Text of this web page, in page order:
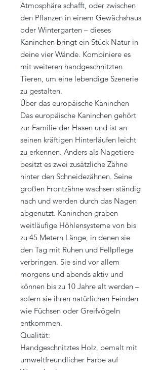
Atmosphäre schafft, oder zwischen
den Pflanzen in einem Gewächshaus
oder Wintergarten – dieses
Kaninchen bringt ein Stück Natur in
deine vier Wände. Kombiniere es
mit weiteren handgeschnitzten
Tieren, um eine lebendige Szenerie
zu gestalten.
Über das europäische Kaninchen
Das europäische Kaninchen gehört
zur Familie der Hasen und ist an
seinen kräftigen Hinterläufen leicht
zu erkennen. Anders als Nagetiere
besitzt es zwei zusätzliche Zähne
hinter den Schneidezähnen. Seine
großen Frontzähne wachsen ständig
nach und werden durch das Nagen
abgenutzt. Kaninchen graben
weitläufige Höhlensysteme von bis
zu 45 Metern Länge, in denen sie
den Tag mit Ruhen und Fellpflege
verbringen. Sie sind vor allem
morgens und abends aktiv und
können bis zu 10 Jahre alt werden –
sofern sie ihren natürlichen Feinden
wie Füchsen oder Greifvögeln
entkommen.
Qualität:
Handgeschnitztes Holz, bemalt mit
umweltfreundlicher Farbe auf